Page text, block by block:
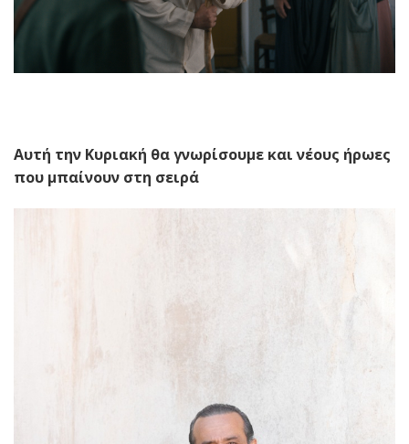
Αυτή την Κυριακή θα γνωρίσουμε και νέους ήρωες
που μπαίνουν στη σειρά